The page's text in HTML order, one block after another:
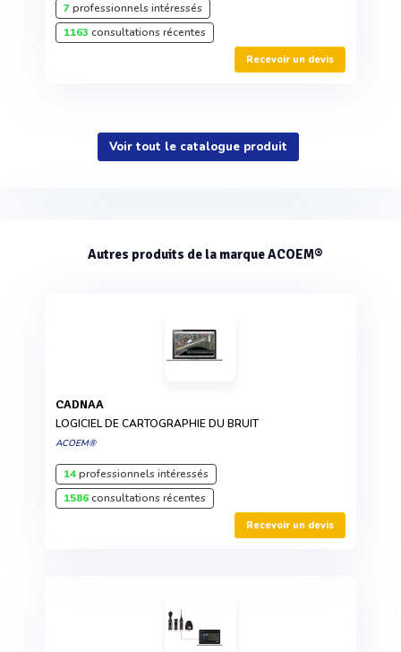
7professionnels intéressés
1163 consultations récentes
Recevoir un devis
Voir tout le catalogue produit
Autres produits de la marque ACOEM®
CADNAA
LOGICIEL DE CARTOGRAPHIE DU BRUIT
ACOEM®
14professionnels intéressés
1586consultations récentes
Recevoir un devis